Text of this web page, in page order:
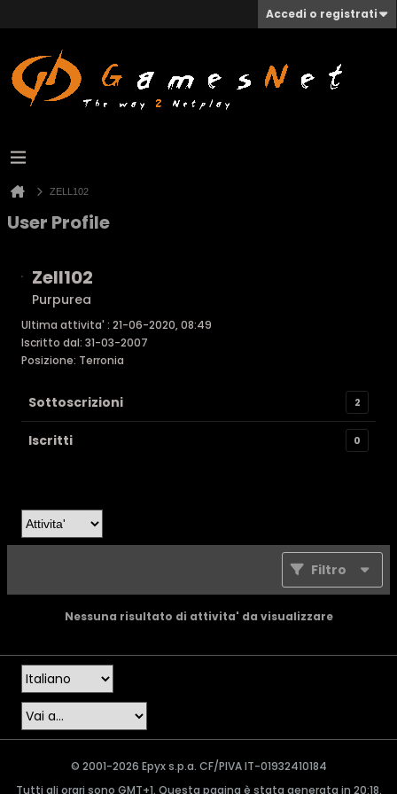
Accedi o registrati
ZELL102
User Profile
Zell102
Purpurea
Ultima attivita' : 21-06-2020, 08:49
Iscritto dal: 31-03-2007
Posizione: Terronia
Sottoscrizioni 2
Iscritti 0
Filtro
Nessuna risultato di attivita' da visualizzare
© 2001-2026 Epyx s.p.a. CF/PIVA IT-01932410184
Tutti gli orari sono GMT+1. Questa pagina è stata generata in 20:18.